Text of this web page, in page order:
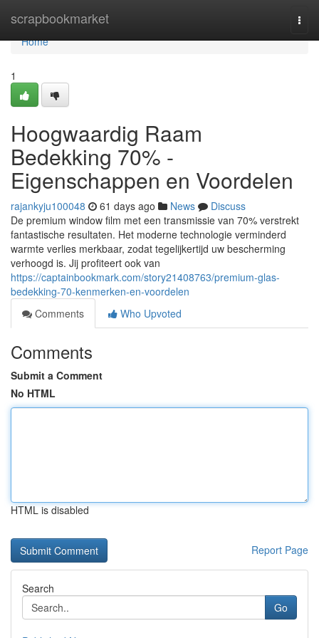
scrapbookmarket
Home
Home
1
Hoogwaardig Raam
Bedekking 70% -
Eigenschappen en Voordelen
rajankyju100048 61 days ago News
Discuss
De premium window film met een transmissie van 70% verstrekt
fantastische resultaten. Het moderne technologie verminderd
warmte verlies merkbaar, zodat tegelijkertijd uw bescherming
verhoogd is. Jij profiteert ook van
https://captainbookmark.com/story21408763/premium-glas-
bedekking-70-kenmerken-en-voordelen
Comments
Who Upvoted
Comments
Submit a Comment
No HTML
HTML is disabled
Report Page
Search
Go